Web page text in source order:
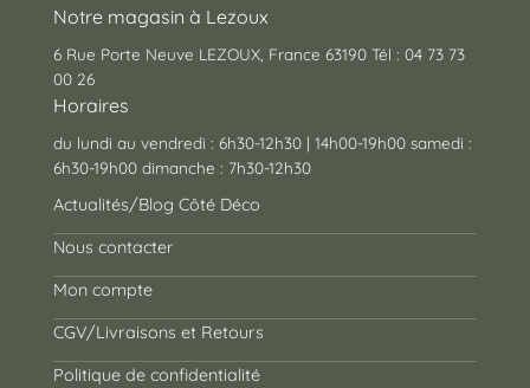
Notre magasin à Lezoux
6 Rue Porte Neuve LEZOUX, France 63190 Tél : 04 73 73
00 26
Horaires
du lundi au vendredi : 6h30-12h30 | 14h00-19h00 samedi :
6h30-19h00 dimanche : 7h30-12h30
Actualités/Blog Côté Déco
Nous contacter
Mon compte
CGV/Livraisons et Retours
Politique de confidentialité